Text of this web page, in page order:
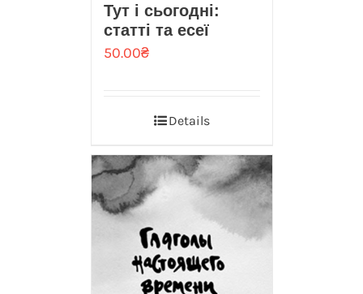
Тут і сьогодні:
статті та есеї
50.00₴
Details